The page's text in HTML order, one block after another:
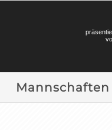
Mannschaften